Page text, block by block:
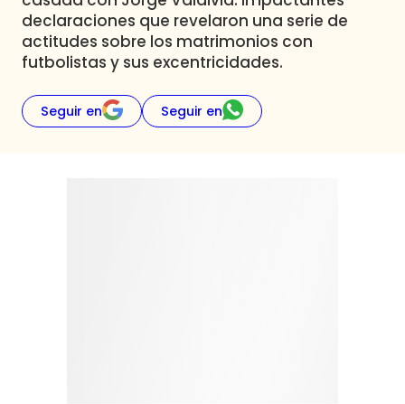
declaraciones que revelaron una serie de
actitudes sobre los matrimonios con
futbolistas y sus excentricidades.
Seguir en Seguir en